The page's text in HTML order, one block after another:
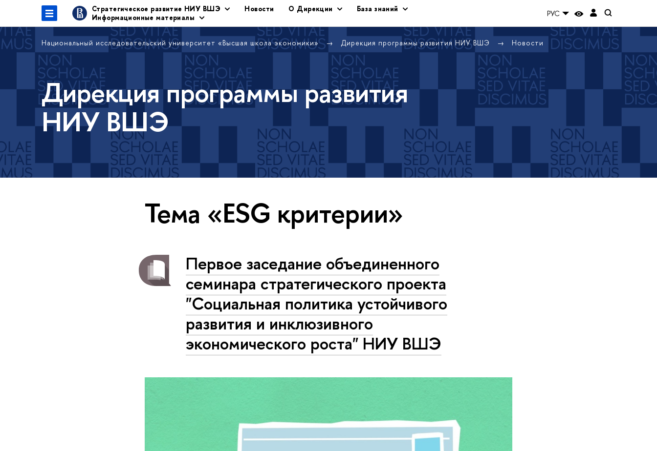
Стратегическое развитие НИУ ВШЭ Новости О Дирекции
База знаний
Информационные материалы
РУС
Национальный исследовательский университет «Высшая школа экономики» Дирекция программы развития НИУ ВШЭ Новости
Дирекция программы развития
НИУ ВШЭ
Тема «ESG критерии»
Первое заседание объединенного
семинара стратегического проекта
"Социальная политика устойчивого
развития и инклюзивного
экономического роста" НИУ ВШЭ